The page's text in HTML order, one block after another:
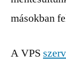
másokban
A VPS